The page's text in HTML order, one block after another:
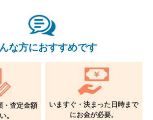
西支社 0120-711-018
な方におすすめです
・査定金額
。
いますぐ・決まった日時まで
にお金が必要。